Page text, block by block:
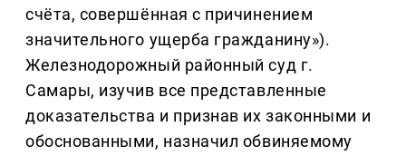
счёта, совершённая с причинением
значительного ущерба гражданину»).
Железнодорожный районный суд г.
Самары, изучив все представленные
доказательства и признав их законными и
обоснованными, назначил обвиняемому